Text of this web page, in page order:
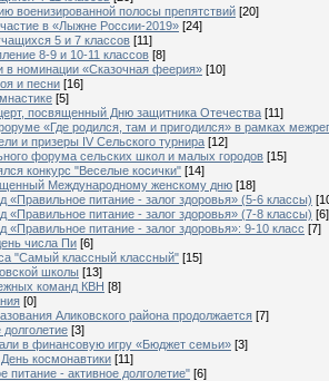
военизированной полосы препятствий [20]
в «Лыжне России-2019» [24]
5 и 7 классов [11]
8-9 и 10-11 классов [8]
в номинации «Сказочная феерия» [10]
и песни [16]
[5]
посвященный Дню защитника Отечества [11]
«Где родился, там и пригодился» в рамках
и призеры IV Сельского турнира [12]
форума сельских школ и малых городов [15]
конкурс "Веселые косички" [14]
Международному женскому дню [18]
«Правильное питание - залог здоровья» (5-6 классы)
«Правильное питание - залог здоровья» (7-8 классы) [6]
«Правильное питание - залог здоровья»: 9-10 класс [7]
числа Пи [6]
"Самый классный классный" [15]
школы [13]
команд КВН [8]
[0]
Аликовского района продолжается [7]
[3]
в финансовую игру «Бюджет семьи» [3]
космонавтики [11]
питание - активное долголетие" [6]